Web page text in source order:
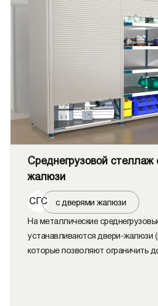
Среднегрузовой стеллаж
жалюзи
СГС
с дверями жалюзи
На металлические
устанавливаются двери-жалюзи
которые позволяют ограничить